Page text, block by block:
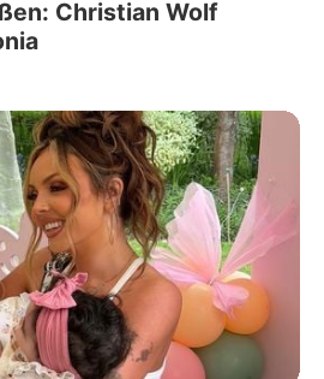
Christian Wolf